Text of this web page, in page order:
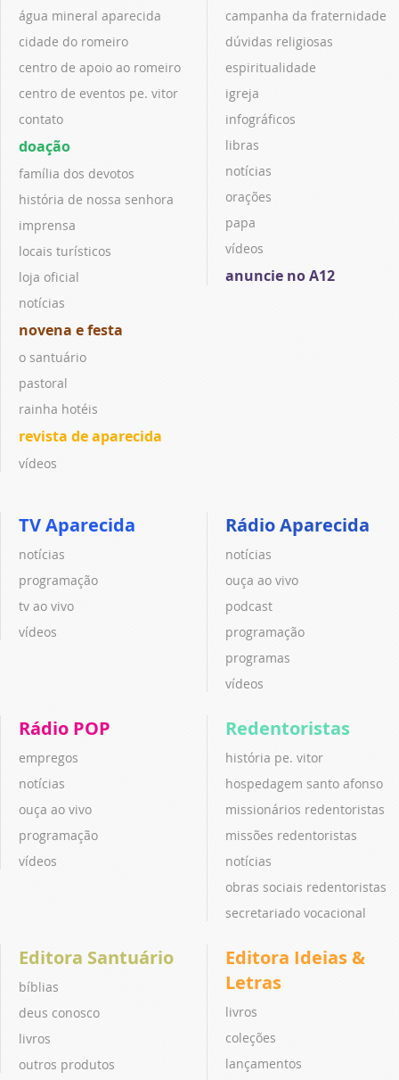
água mineral aparecida
cidade do romeiro
centro de apoio ao romeiro
centro de eventos pe. vitor
contato
doação
família dos devotos
história de nossa senhora
imprensa
locais turísticos
loja oficial
notícias
novena e festa
o santuário
pastoral
rainha hotéis
revista de aparecida
vídeos
campanha da fraternidade
dúvidas religiosas
espiritualidade
igreja
infográficos
libras
notícias
orações
papa
vídeos
anuncie no A12
TV Aparecida
notícias
programação
tv ao vivo
vídeos
Rádio Aparecida
notícias
ouça ao vivo
podcast
programação
programas
vídeos
Rádio POP
empregos
notícias
ouça ao vivo
programação
vídeos
Redentoristas
história pe. vitor
hospedagem santo afonso
missionários redentoristas
missões redentoristas
notícias
obras sociais redentoristas
secretariado vocacional
Editora Santuário
bíblias
deus conosco
livros
outros produtos
Editora Ideias &
Letras
livros
coleções
lançamentos